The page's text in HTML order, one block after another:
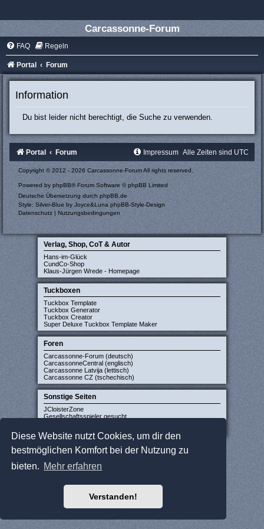
Diese Website nutzt Cookies, um dir den
bestmöglichen Komfort bei der Nutzung zu
bieten. Mehr erfahren
Verstanden!
Carcassonne-Forum
FAQ Regeln
Portal Forum
Information
Du bist leider nicht berechtigt, die Suche zu verwenden.
Portal Forum Alle Zeiten sind UTC
Impressum
Copyright © 2012 - 2026 Carcassonne-Forum All rights reserved.
Powered by phpBB® Forum Software © phpBB Limited
Deutsche Übersetzung durch phpBB.de
Style: Silver-Blue by Joyce&LunaphpBB-Style-Design
Datenschutz | Nutzungsbedingungen
Verlag, Shop, CoT & Autor
Hans-im-Glück
CundCo-Shop
Klaus-Jürgen Wrede - Homepage
Tuckboxen
Tuckbox Template
Tuckbox Generator
Tuckbox Creator
Super Deluxe Tuckbox Template Maker
Foren
Carcassonne-Forum (deutsch)
CarcassonneCentral (englisch)
Carcassonne Latvija (lettisch)
Carcassonne CZ (tschechisch)
Sonstige Seiten
JCloisterZone
Gesellschaftsspieler gesucht